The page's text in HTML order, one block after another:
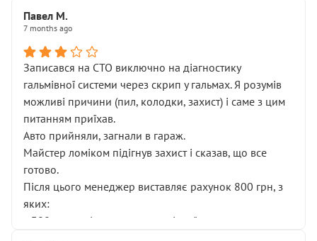
Павел М.
7 months ago
Записався на СТО виключно на діагностику
гальмівної системи через скрип у гальмах. Я розумів
можливі причини (пил, колодки, захист) і саме з цим
питанням приїхав.
Авто прийняли, загнали в гараж.
Майстер ломіком підігнув захист і сказав, що все
готово.
Після цього менеджер виставляє рахунок 800 грн, з
яких:
• 300 грн — діагностика гальмівної системи